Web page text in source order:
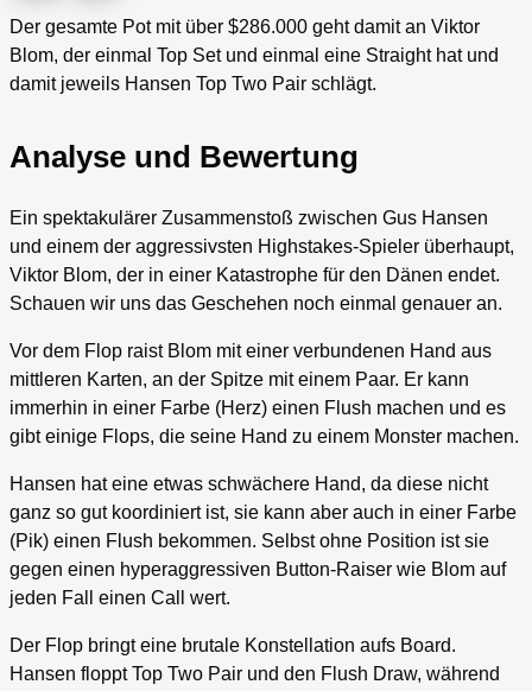
Der gesamte Pot mit über $286.000 geht damit an Viktor
Blom, der einmal Top Set und einmal eine Straight hat und
damit jeweils Hansen Top Two Pair schlägt.
Analyse und Bewertung
Ein spektakulärer Zusammenstoß zwischen Gus Hansen
und einem der aggressivsten Highstakes-Spieler überhaupt,
Viktor Blom, der in einer Katastrophe für den Dänen endet.
Schauen wir uns das Geschehen noch einmal genauer an.
Vor dem Flop raist Blom mit einer verbundenen Hand aus
mittleren Karten, an der Spitze mit einem Paar. Er kann
immerhin in einer Farbe (Herz) einen Flush machen und es
gibt einige Flops, die seine Hand zu einem Monster machen.
Hansen hat eine etwas schwächere Hand, da diese nicht
ganz so gut koordiniert ist, sie kann aber auch in einer Farbe
(Pik) einen Flush bekommen. Selbst ohne Position ist sie
gegen einen hyperaggressiven Button-Raiser wie Blom auf
jeden Fall einen Call wert.
Der Flop bringt eine brutale Konstellation aufs Board.
Hansen floppt Top Two Pair und den Flush Draw, während